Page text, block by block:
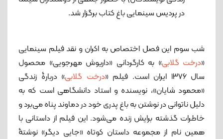
در پردیس سینمایی باغ کتاب برگزار شد.
شب سوم این فصل اختصاص به اکران و نقد فیلم سینمایی
«درخت گلابی» به کارگردانی «داریوش مهرجویی» محصول
سال ۱۳۷۶ ایران است. فیلم «
درخت گلابی» دربارۀ زندگی
«محمود شایان»، نویسنده و استاد دانشگاهی است که به
دلیل ناتوانی در نوشتن به باغ پدری خود در دماوند پناه می‌برد و
خاطرات گذشته برایش زنده می‌شود. این فیلم از داستانی با
همین نام از مجموعه داستان کوتاه «جایی دیگر» نوشتۀ